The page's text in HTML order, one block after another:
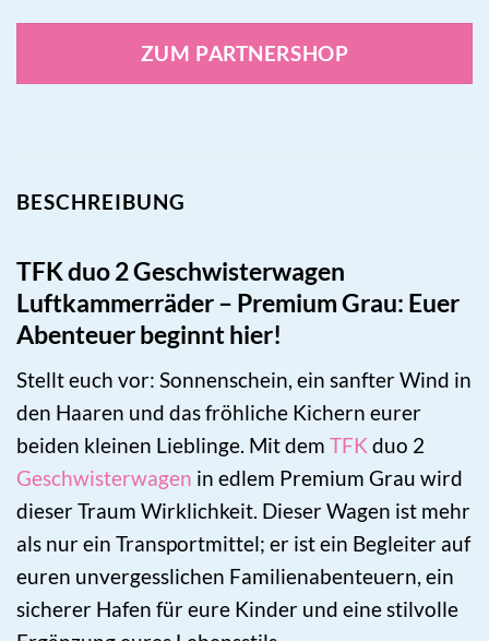
ZUM PARTNERSHOP
BESCHREIBUNG
TFK duo 2 Geschwisterwagen
Luftkammerräder – Premium Grau: Euer
Abenteuer beginnt hier!
Stellt euch vor: Sonnenschein, ein sanfter Wind in
den Haaren und das fröhliche Kichern eurer
beiden kleinen Lieblinge. Mit dem TFK duo 2
Geschwisterwagen in edlem Premium Grau wird
dieser Traum Wirklichkeit. Dieser Wagen ist mehr
als nur ein Transportmittel; er ist ein Begleiter auf
euren unvergesslichen Familienabenteuern, ein
sicherer Hafen für eure Kinder und eine stilvolle